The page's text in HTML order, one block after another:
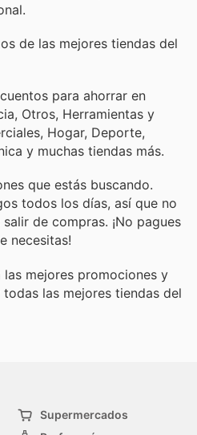
de las mejores tiendas del
para ahorrar en
Otros, Herramientas y
Hogar, Deporte,
y muchas tiendas más.
que estás buscando.
todos los días, así que no
de compras. ¡No pagues
necesitas!
mejores promociones y
todas las mejores tiendas del
Supermercados